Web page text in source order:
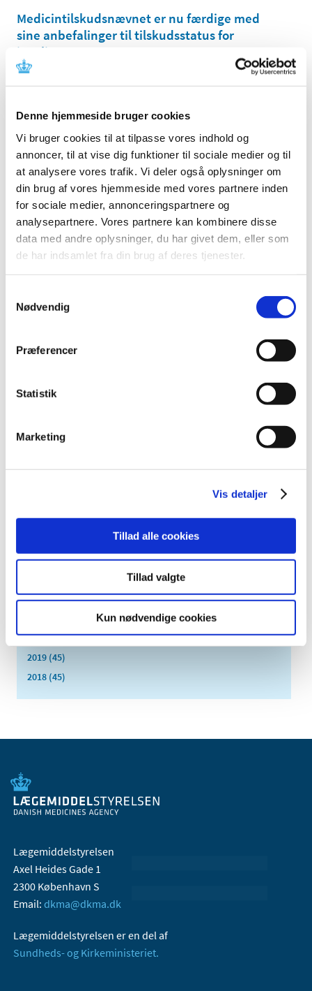
Denne hjemmeside bruger cookies
Vi bruger cookies til at tilpasse vores indhold og
annoncer, til at vise dig funktioner til sociale medier og til
at analysere vores trafik. Vi deler også oplysninger om
din brug af vores hjemmeside med vores partnere inden
for sociale medier, annonceringspartnere og
analysepartnere. Vores partnere kan kombinere disse
data med andre oplysninger, du har givet dem, eller som
de har indsamlet fra din brug af deres tjenester.
Nødvendig
Præferencer
Statistik
Marketing
Vis detaljer
Tillad alle cookies
Tillad valgte
Kun nødvendige cookies
Medicintilskudsnævnet er nu færdige med
sine anbefalinger til tilskudsstatus for
insuliner
|22. november 2021
Medicintilskudsnævnet har revurderet tilskudsstatus for
Revurdering af tilskudsstatus for insuliner-
hurtigtvirkende insulinanaloger i hætteglas
|8. november 2021|
Medicintilskudsnævnets forslag til fremtidig
tilskudsstatus for hurtigtvirkende insulinanaloger i
Alle (237)
2026 (25)
2021 (35)
november (5)
september (2)
april (3)
februar (2)
2020 (11)
2019 (45)
2018 (45)
Lægemiddelstyrelsen
Axel Heides Gade 1
2300 København S
Email: dkma@dkma.dk
Lægemiddelstyrelsen er en del af
Sundheds- og Kirkeministeriet.